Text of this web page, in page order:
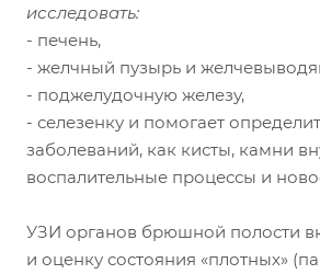
исследовать:
- печень,
- желчный пузырь и
- поджелудочную железу,
- селезенку и помогает
заболеваний, как кисты, камни
воспалительные процессы и
УЗИ органов брюшной полости
и оценку состояния «плотных»